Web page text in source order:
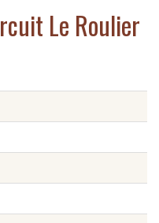
Le Roulier